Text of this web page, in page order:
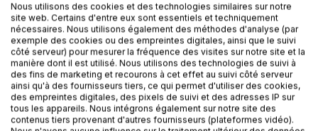
DESCRIPTION
La frégate Shtandart est un navire construit dans les
années 90 à l'initiative de Vladimir Martus, c'est la réplique
du trois-mâts carré du tsar Pierre le Grand, inauguré en
1703 afin d'assurer la défense de Saint-Pétersbourg. Le
Nous utilisons des cookies et des technologies similaires sur notre
site web. Certains d'entre eux sont essentiels et techniquement
nécessaires. Nous utilisons également des méthodes d'analyse (par
exemple des cookies ou des empreintes digitales, ainsi que le suivi
côté serveur) pour mesurer la fréquence des visites sur notre site et la
manière dont il est utilisé. Nous utilisons des technologies de suivi à
des fins de marketing et recourons à cet effet au suivi côté serveur
ainsi qu'à des fournisseurs tiers, ce qui permet d'utiliser des cookies,
des empreintes digitales, des pixels de suivi et des adresses IP sur
tous les appareils. Nous intégrons également sur notre site des
contenus tiers provenant d'autres fournisseurs (plateformes vidéo).